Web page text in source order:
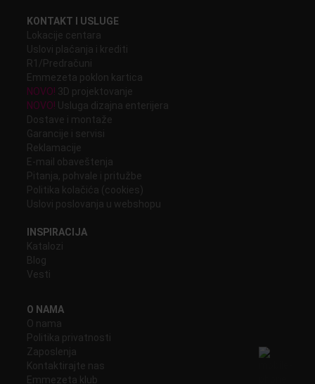
KONTAKT I USLUGE
Lokacije centara
Uslovi plaćanja i krediti
R1/Predračuni
Emmezeta poklon kartica
NOVO! 3D projektovanje
NOVO!
Usluga dizajna enterijera
Dostave i montaže
Garancije i servisi
Reklamacije
E-mail obaveštenja
Pitanja, pohvale i pritužbe
Politika kolačića (cookies)
Uslovi poslovanja u webshopu
INSPIRACIJA
Katalozi
Blog
Vesti
O NAMA
O nama
Politika privatnosti
Zaposlenja
Kontaktirajte nas
Emmezeta klub